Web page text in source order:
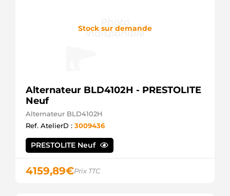
Stock sur demande
Alternateur BLD4102H - PRESTOLITE
Neuf
Alternateur BLD4102H
Ref. AtelierD : 3009436
PRESTOLITE Neuf
4159,89€Prix TTC